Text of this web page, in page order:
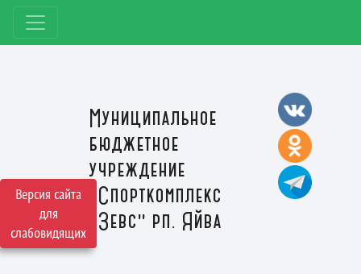
Версия сайта
для
слабовидящих
Муниципальное
бюджетное
учреждение
"Спорткомплекс
"Зевс" рп. Яйва